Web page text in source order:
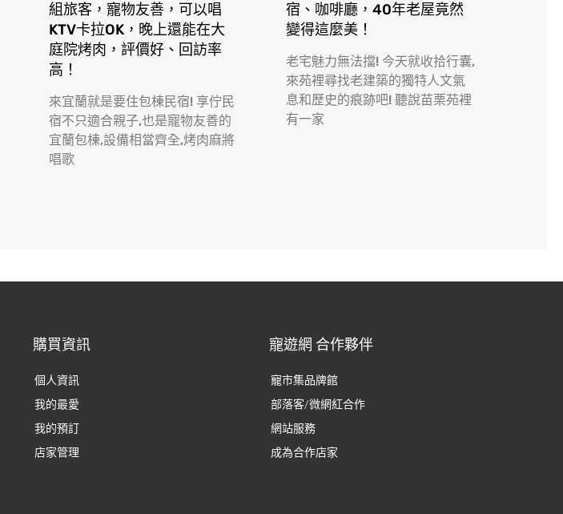
組旅客，寵物友善，可以唱
KTV卡拉OK，晚上還能在大
庭院烤肉，評價好、回訪率
高！
來宜蘭就是要住包棟民宿! 享佇民
宿不只適合親子,也是寵物友善的
宜蘭包棟,設備相當齊全,烤肉麻將
唱歌
宿、咖啡廳，40年老屋竟然
變得這麼美！
老宅魅力無法擋! 今天就收拾行囊,
來苑裡尋找老建築的獨特人文氣
息和歷史的痕跡吧! 聽說苗栗苑裡
有一家
購買資訊
個人資訊
我的最愛
我的預訂
店家管理
寵遊網 合作夥伴
寵市集品牌館
部落客/微網紅合作
網站服務
成為合作店家